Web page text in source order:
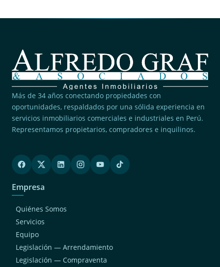
Más de 34 años conectando propiedades con
oportunidades, respaldados por una sólida experiencia en
servicios inmobiliarios comerciales e industriales en Perú.
Representamos propietarios, compradores e inquilinos.
Empresa
Quiénes Somos
Servicios
Equipo
Legislación — Arrendamiento
Legislación — Compraventa